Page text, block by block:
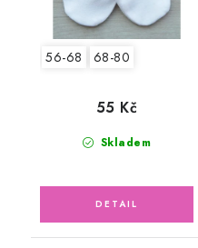
56-68 68-80
Skladem
55 Kč